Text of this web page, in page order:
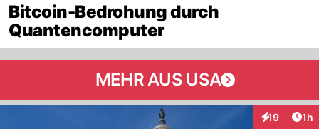
Bitcoin-Bedrohung durch
Quantencomputer
MEHR AUS USA
19 1h